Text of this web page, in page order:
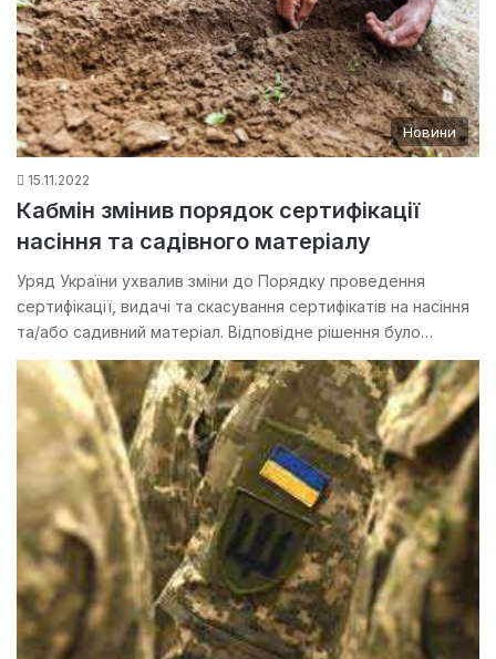
Новини
15.11.2022
Кабмін змінив порядок сертифікації
насіння та садівного матеріалу
Уряд України ухвалив зміни до Порядку проведення
сертифікації, видачі та скасування сертифікатів на насіння
та/або садивний матеріал. Відповідне рішення було…